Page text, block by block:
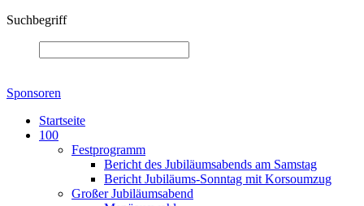
Suchbegriff
Sponsoren
Startseite
100
Festprogramm
Bericht des Jubiläumsabends am Samstag
Bericht Jubiläums-Sonntag mit Korsoumzug
Großer Jubiläumsabend